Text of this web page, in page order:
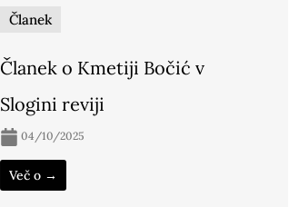
Članek
Članek o Kmetiji Bočić v
Slogini reviji
04/10/2025
Več o →